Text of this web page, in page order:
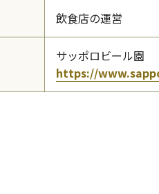
飲食店の運営
サッポロビール園
https://